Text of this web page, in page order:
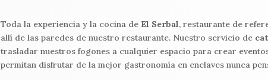
Toda la experiencia y la cocina de El Serbal, restaurante de
allí de las paredes de nuestro restaurante. Nuestro servicio de
trasladar nuestros fogones a cualquier espacio para crear
permitan disfrutar de la mejor gastronomía en enclaves nunca